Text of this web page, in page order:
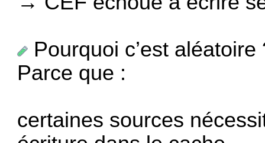
Pourquoi c’est aléatoire
Parce que :
certaines sources